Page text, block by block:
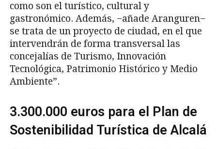
como son el turístico, cultural y
gastronómico. Además, −añade Aranguren−
se trata de un proyecto de ciudad, en el que
intervendrán de forma transversal las
concejalías de Turismo, Innovación
Tecnológica, Patrimonio Histórico y Medio
Ambiente”.
3.300.000 euros para el Plan de
Sostenibilidad Turística de Alcalá